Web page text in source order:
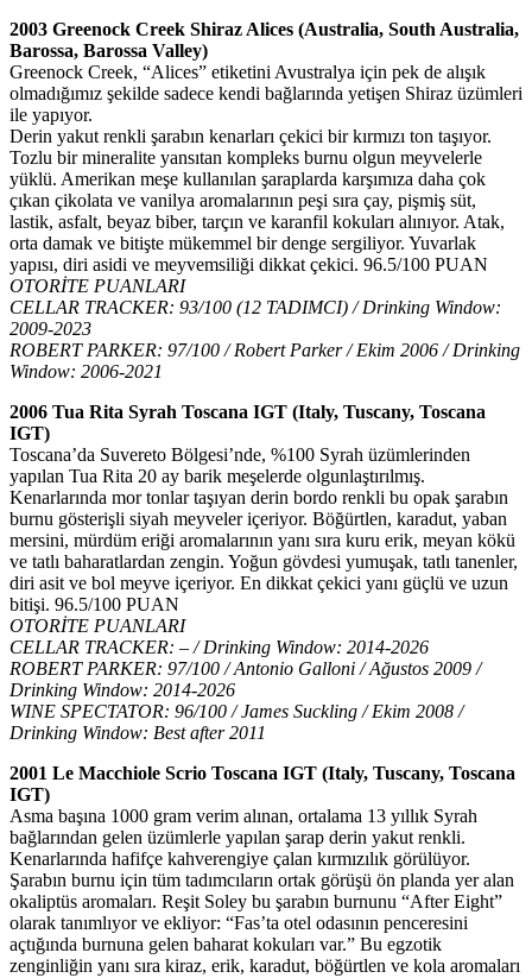
2003 Greenock Creek Shiraz Alices (Australia, South Australia,
Barossa, Barossa Valley)
Greenock Creek, “Alices” etiketini Avustralya için pek de alışık
olmadığımız şekilde sadece kendi bağlarında yetişen Shiraz üzümleri
ile yapıyor.
Derin yakut renkli şarabın kenarları çekici bir kırmızı ton taşıyor.
Tozlu bir mineralite yansıtan kompleks burnu olgun meyvelerle
yüklü. Amerikan meşe kullanılan şaraplarda karşımıza daha çok
çıkan çikolata ve vanilya aromalarının peşi sıra çay, pişmiş süt,
lastik, asfalt, beyaz biber, tarçın ve karanfil kokuları alınıyor. Atak,
orta damak ve bitişte mükemmel bir denge sergiliyor. Yuvarlak
yapısı, diri asidi ve meyvemsiliği dikkat çekici. 96.5/100 PUAN
OTORİTE PUANLARI
CELLAR TRACKER: 93/100 (12 TADIMCI) / Drinking Window:
2009-2023
ROBERT PARKER: 97/100 / Robert Parker / Ekim 2006 / Drinking
Window: 2006-2021
2006 Tua Rita Syrah Toscana IGT (Italy, Tuscany, Toscana
IGT)
Toscana’da Suvereto Bölgesi’nde, %100 Syrah üzümlerinden
yapılan Tua Rita 20 ay barik meşelerde olgunlaştırılmış.
Kenarlarında mor tonlar taşıyan derin bordo renkli bu opak şarabın
burnu gösterişli siyah meyveler içeriyor. Böğürtlen, karadut, yaban
mersini, mürdüm eriği aromalarının yanı sıra kuru erik, meyan kökü
ve tatlı baharatlardan zengin. Yoğun gövdesi yumuşak, tatlı tanenler,
diri asit ve bol meyve içeriyor. En dikkat çekici yanı güçlü ve uzun
bitişi. 96.5/100 PUAN
OTORİTE PUANLARI
CELLAR TRACKER: – / Drinking Window: 2014-2026
ROBERT PARKER: 97/100 / Antonio Galloni / Ağustos 2009 /
Drinking Window: 2014-2026
WINE SPECTATOR: 96/100 / James Suckling / Ekim 2008 /
Drinking Window: Best after 2011
2001 Le Macchiole Scrio Toscana IGT (Italy, Tuscany, Toscana
IGT)
Asma başına 1000 gram verim alınan, ortalama 13 yıllık Syrah
bağlarından gelen üzümlerle yapılan şarap derin yakut renkli.
Kenarlarında hafifçe kahverengiye çalan kırmızılık görülüyor.
Şarabın burnu için tüm tadımcıların ortak görüşü ön planda yer alan
okaliptüs aromaları. Reşit Soley bu şarabın burnunu “After Eight”
olarak tanımlıyor ve ekliyor: “Fas’ta otel odasının penceresini
açtığında burnuna gelen baharat kokuları var.” Bu egzotik
zenginliğin yanı sıra kiraz, erik, karadut, böğürtlen ve kola aromaları